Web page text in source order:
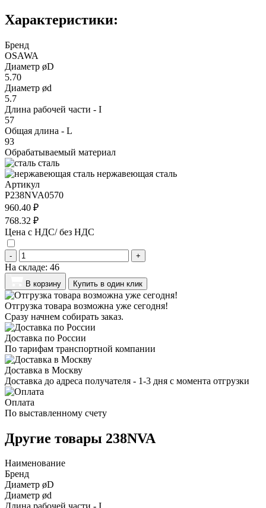
Характеристики:
Бренд
OSAWA
Диаметр øD
5.70
Диаметр ød
5.7
Длина рабочей части - I
57
Общая длина - L
93
Обрабатываемый материал
сталь
нержавеющая сталь
Артикул
P238NVA0570
960.40 ₽
768.32 ₽
Цена с НДС/ без НДС
- +
На складе: 46
В корзину Купить в один клик
Отгрузка товара возможна уже сегодня!
Сразу начнем собирать заказ.
Доставка по России
По тарифам транспортной компании
Доставка в Москву
Доставка до адреса получателя - 1-3 дня с момента отгрузки
Оплата
По выставленному счету
Другие товары 238NVA
Наименование
Бренд
Диаметр øD
Диаметр ød